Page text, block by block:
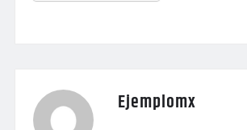
Ejemplomx